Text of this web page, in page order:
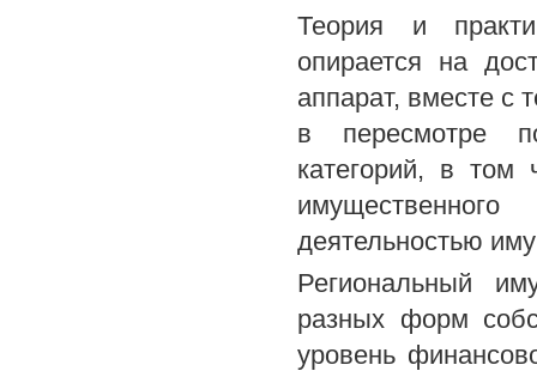
Теория и
опирается на
аппарат, вместе с
в пересмотре
категорий, в том
деятельностью
Региональный
разных форм
уровень